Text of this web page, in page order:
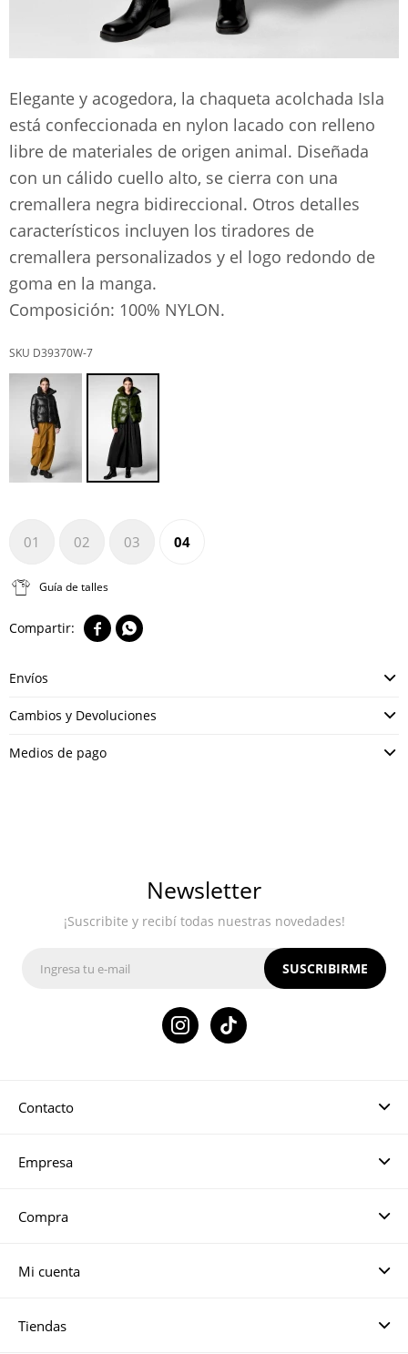
Elegante y acogedora, la chaqueta acolchada Isla
está confeccionada en nylon lacado con relleno
libre de materiales de origen animal. Diseñada
con un cálido cuello alto, se cierra con una
cremallera negra bidireccional. Otros detalles
característicos incluyen los tiradores de
cremallera personalizados y el logo redondo de
goma en la manga.
Composición: 100% NYLON.
D39370W-7
01 02 03 04
Guía de talles
 
Envíos
Cambios y Devoluciones
Medios de pago
Contacto
Empresa
Compra
Mi cuenta
Tiendas
Newsletter
¡Suscribite y recibí todas nuestras novedades!
SUSCRIBIRME
